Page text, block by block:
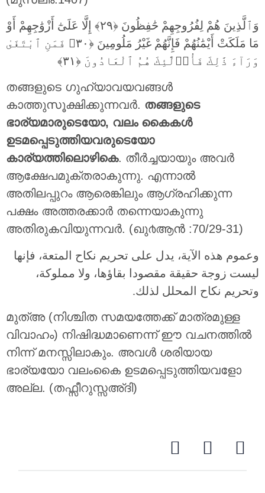
وَٱلَّذِينَ هُمْ لِفُرُوجِهِمْ حَٰفِظُونَ ‎﴿٢٩﴾‏ إِلَّا عَلَىٰٓ أَزْوَٰجِهِمْ أَوْ
مَا مَلَكَتْ أَيْمَٰنُهُمْ فَإِنَّهُمْ غَيْرُ مَلُومِينَ ‎﴿٣٠﴾‏ فَمَنِ ٱبْتَغَىٰ
وَرَآءَ ذَٰلِكَ فَأُو۟لَٰٓئِكَ هُمُ ٱلْعَادُونَ ‎﴿٣١﴾
തങ്ങളുടെ ഗുഹ്യാവയവങ്ങള്‍
കാത്തുസൂക്ഷിക്കുന്നവര്‍. തങ്ങളുടെ
ഭാര്യമാരുടെയോ, വലം കൈകള്‍
ഉടമപ്പെടുത്തിയവരുടെയോ
കാര്യത്തിലൊഴികെ. തീര്‍ച്ചയായും അവര്‍
ആക്ഷേപമുക്തരാകുന്നു. എന്നാല്‍
അതിലപ്പുറം ആരെങ്കിലും ആഗ്രഹിക്കുന്ന
പക്ഷം അത്തരക്കാര്‍ തന്നെയാകുന്നു
അതിരുകവിയുന്നവര്‍. (ഖു൪ആന്‍ :70/29-31)
وعموم هذه الآية، يدل على تحريم نكاح المتعة، فإنها
ليست زوجة حقيقة مقصودا بقاؤها، ولا مملوكة،
وتحريم نكاح المحلل لذلك.
മുത്അ (നിശ്ചിത സമയത്തേക്ക് മാത്രമുള്ള
വിവാഹം) നിഷിദ്ധമാണെന്ന് ഈ വചനത്തില്‍
നിന്ന് മനസ്സിലാകും. അവള്‍ ശരിയായ
ഭാര്യയോ വലംകൈ ഉടമപ്പെടുത്തിയവളോ
അല്ല. (തഫ്സീറുസ്സഅ്ദി)